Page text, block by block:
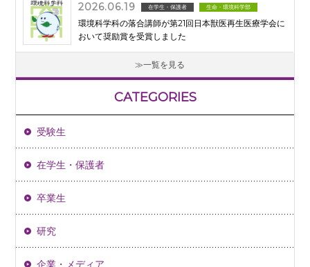
2026.06.19 在学生・保護者 生命・環境科学部
環境科学科の落合講師が第21回日本獣医再生医療学会に
おいて奨励賞を受賞しました
一覧を見る
CATEGORIES
受験生
在学生・保護者
卒業生
研究
企業・メディア